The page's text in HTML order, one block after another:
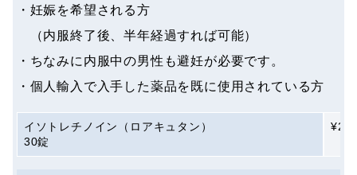
・妊娠を希望される方
（内服終了後、半年経過すれば可能）
・ちなみに内服中の男性も避妊が必要です。
・個人輸入で入手した薬品を既に使用されている方
イソトレチノイン（ロアキュタン）
30錠